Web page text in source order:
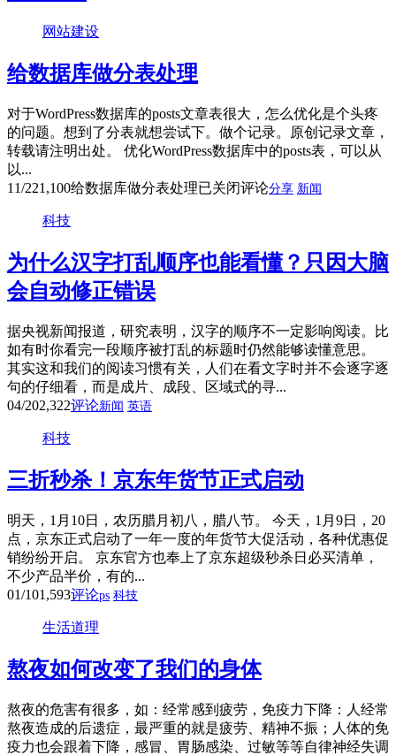
网站建设
给数据库做分表处理
对于WordPress数据库的posts文章表很大，怎么优化是个头疼
的问题。想到了分表就想尝试下。做个记录。原创记录文章，
转载请注明出处。 优化WordPress数据库中的posts表，可以从
以...
11/221,100给数据库做分表处理已关闭评论分享 新闻
科技
为什么汉字打乱顺序也能看懂？只因大脑
会自动修正错误
据央视新闻报道，研究表明，汉字的顺序不一定影响阅读。比
如有时你看完一段顺序被打乱的标题时仍然能够读懂意思。
其实这和我们的阅读习惯有关，人们在看文字时并不会逐字逐
句的仔细看，而是成片、成段、区域式的寻...
04/202,322评论新闻 英语
科技
三折秒杀！京东年货节正式启动
明天，1月10日，农历腊月初八，腊八节。 今天，1月9日，20
点，京东正式启动了一年一度的年货节大促活动，各种优惠促
销纷纷开启。 京东官方也奉上了京东超级秒杀日必买清单，
不少产品半价，有的...
01/101,593评论ps 科技
生活道理
熬夜如何改变了我们的身体
熬夜的危害有很多，如：经常感到疲劳，免疫力下降：人经常
熬夜造成的后遗症，最严重的就是疲劳、精神不振；人体的免
疫力也会跟着下降，感冒、胃肠感染、过敏等等自律神经失调